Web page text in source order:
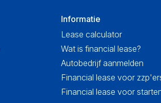
Informatie
Lease calculator
Wat is financial lease?
Autobedrijf aanmelden
Financial lease voor
Financial lease voor